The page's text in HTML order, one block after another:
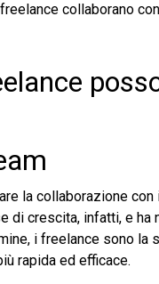
collaborano
la collaborazione
di crescita, infatti, e
i freelance sono
rapida ed efficace.